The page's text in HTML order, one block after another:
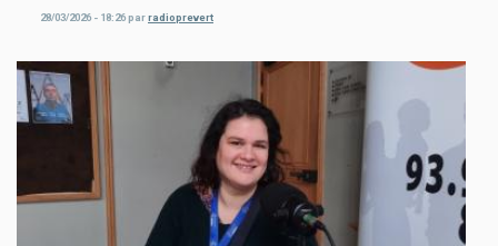
28/03/2026 - 18:26parradioprevert